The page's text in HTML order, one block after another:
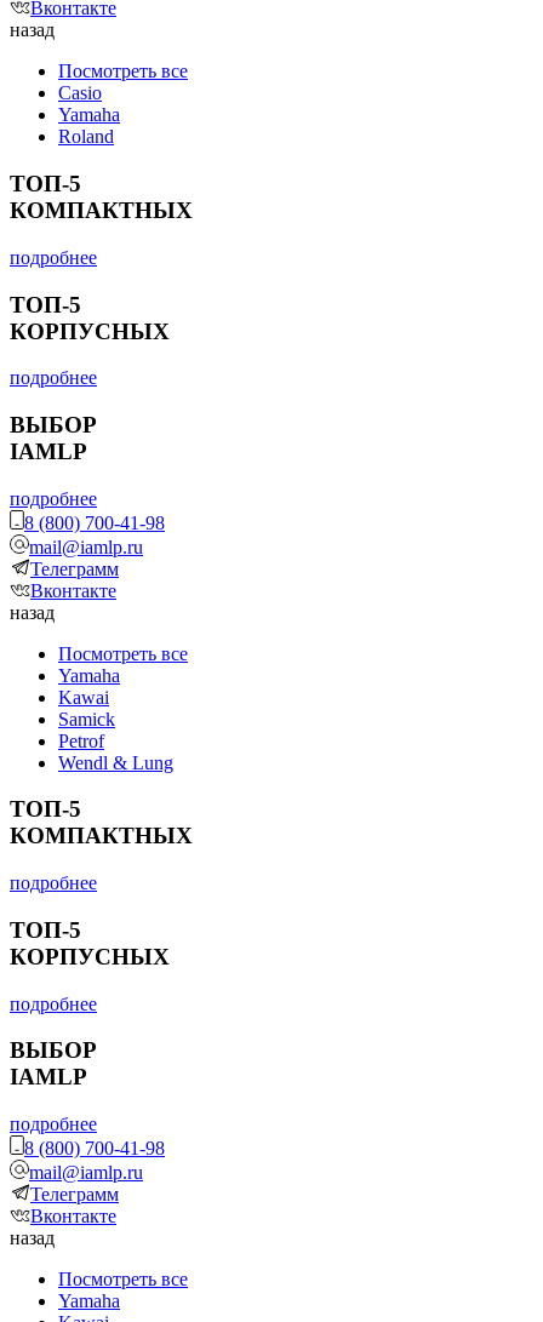
Вконтакте
назад
Посмотреть все
Casio
Yamaha
Roland
ТОП-5
КОМПАКТНЫХ
подробнее
ТОП-5
КОРПУСНЫХ
подробнее
ВЫБОР
IAMLP
подробнее
8 (800) 700-41-98
mail@iamlp.ru
Телеграмм
Вконтакте
назад
Посмотреть все
Yamaha
Kawai
Samick
Petrof
Wendl & Lung
ТОП-5
КОМПАКТНЫХ
подробнее
ТОП-5
КОРПУСНЫХ
подробнее
ВЫБОР
IAMLP
подробнее
8 (800) 700-41-98
mail@iamlp.ru
Телеграмм
Вконтакте
назад
Посмотреть все
Yamaha